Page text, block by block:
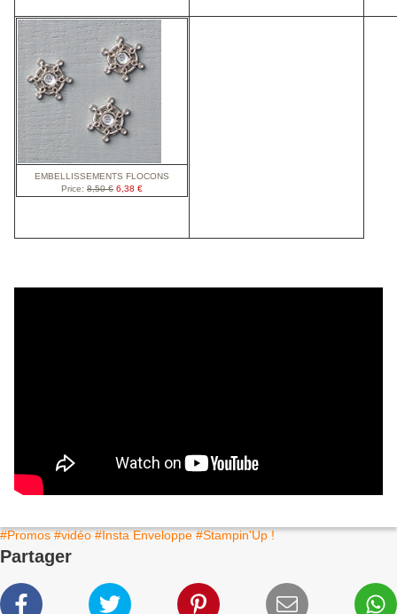
EMBELLISSEMENTS FLOCONS
Price: 8,50 € 6,38 €
#Promos #vidéo #Insta Enveloppe #Stampin'Up !
Partager